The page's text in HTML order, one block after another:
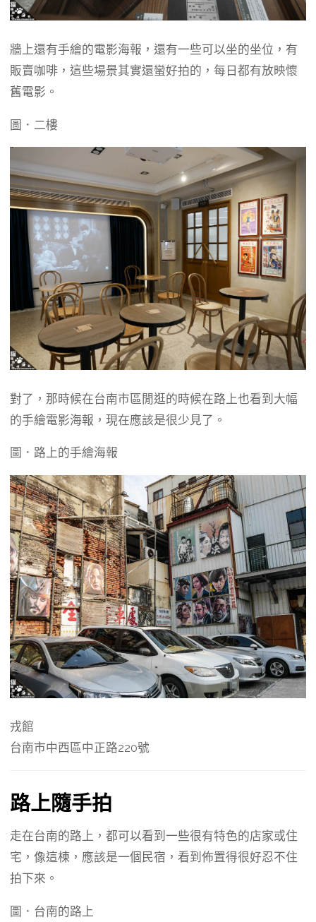
牆上還有手繪的電影海報，還有一些可以坐的坐位，有
販賣咖啡，這些場景其實還蠻好拍的，每日都有放映懷
舊電影。
圖．二樓
對了，那時候在台南市區閒逛的時候在路上也看到大幅
的手繪電影海報，現在應該是很少見了。
圖．路上的手繪海報
戎館
台南市中西區中正路220號
路上隨手拍
走在台南的路上，都可以看到一些很有特色的店家或住
宅，像這棟，應該是一個民宿，看到佈置得很好忍不住
拍下來。
圖．台南的路上